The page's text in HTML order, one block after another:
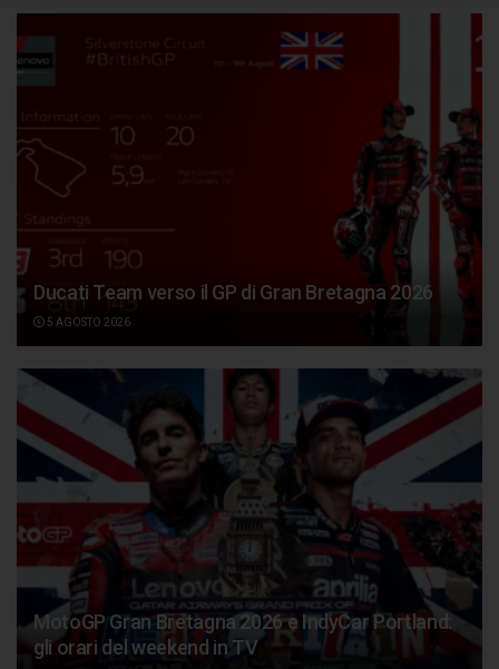
Ducati Team verso il GP di Gran Bretagna 2026
5 AGOSTO 2026
MotoGP Gran Bretagna 2026 e IndyCar Portland:
gli orari del weekend in TV